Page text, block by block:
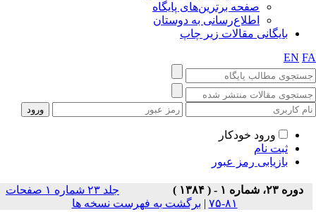
صفحه برترین‌های پایگاه
اطلاع‌رسانی به دوستان
بایگانی مقالات زیر چاپ
EN
ورود خودکار
ثبت نام
بازیابی رمز عبور
دوره ۲۳، شماره ۱ - ( ۱۳۸۴ )
جلد ۲۳ شماره ۱ صفحات
۸۱-۷۵
| برگشت به فهرست نسخه ها